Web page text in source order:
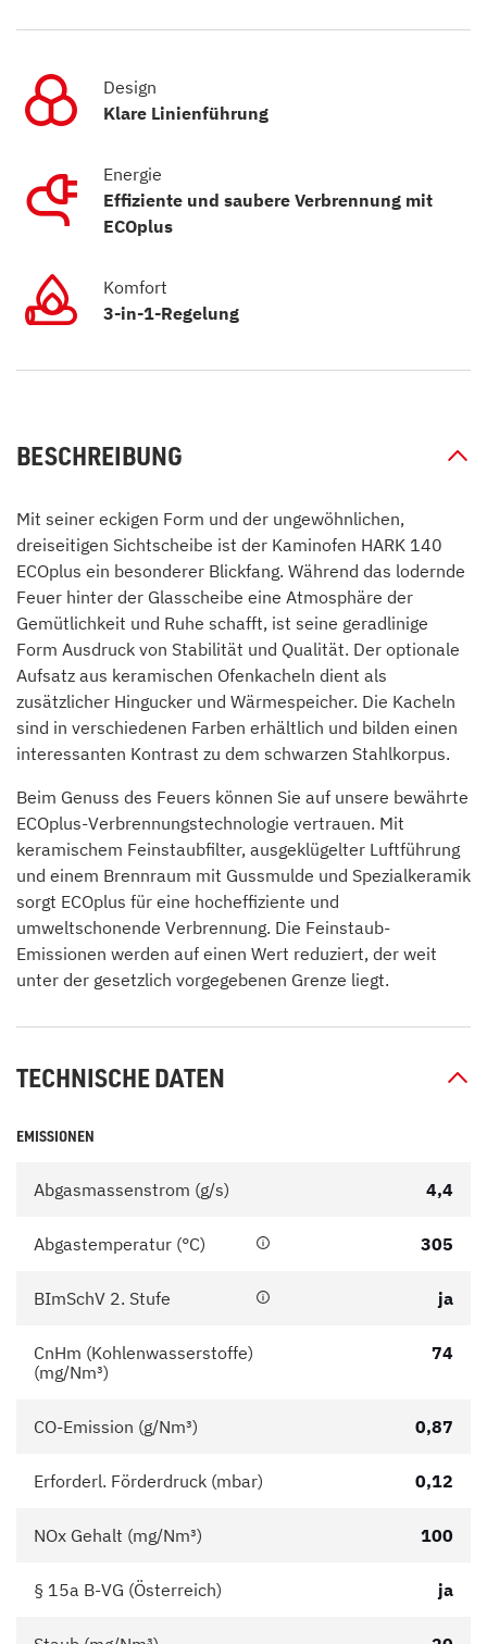
Design
Klare Linienführung
Energie
Effiziente und saubere Verbrennung mit
ECOplus
Komfort
3-in-1-Regelung
BESCHREIBUNG
Mit seiner eckigen Form und der ungewöhnlichen,
dreiseitigen Sichtscheibe ist der Kaminofen HARK 140
ECOplus ein besonderer Blickfang. Während das lodernde
Feuer hinter der Glasscheibe eine Atmosphäre der
Gemütlichkeit und Ruhe schafft, ist seine geradlinige
Form Ausdruck von Stabilität und Qualität. Der optionale
Aufsatz aus keramischen Ofenkacheln dient als
zusätzlicher Hingucker und Wärmespeicher. Die Kacheln
sind in verschiedenen Farben erhältlich und bilden einen
interessanten Kontrast zu dem schwarzen Stahlkorpus.
Beim Genuss des Feuers können Sie auf unsere bewährte
ECOplus-Verbrennungstechnologie vertrauen. Mit
keramischem Feinstaubfilter, ausgeklügelter Luftführung
und einem Brennraum mit Gussmulde und Spezialkeramik
sorgt ECOplus für eine hocheffiziente und
umweltschonende Verbrennung. Die Feinstaub-
Emissionen werden auf einen Wert reduziert, der weit
unter der gesetzlich vorgegebenen Grenze liegt.
TECHNISCHE DATEN
EMISSIONEN
Abgasmassenstrom (g/s) 4,4
Abgastemperatur (°C) 305
BImSchV 2. Stufe ja
CnHm (Kohlenwasserstoffe)
(mg/Nm³)
74
CO-Emission (g/Nm³) 0,87
Erforderl. Förderdruck (mbar) 0,12
NOx Gehalt (mg/Nm³) 100
§ 15a B-VG (Österreich) ja